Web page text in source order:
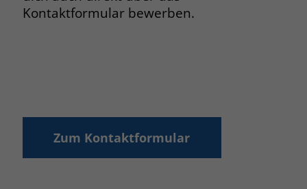
Kontaktformular bewerben.
Zum Kontaktformular